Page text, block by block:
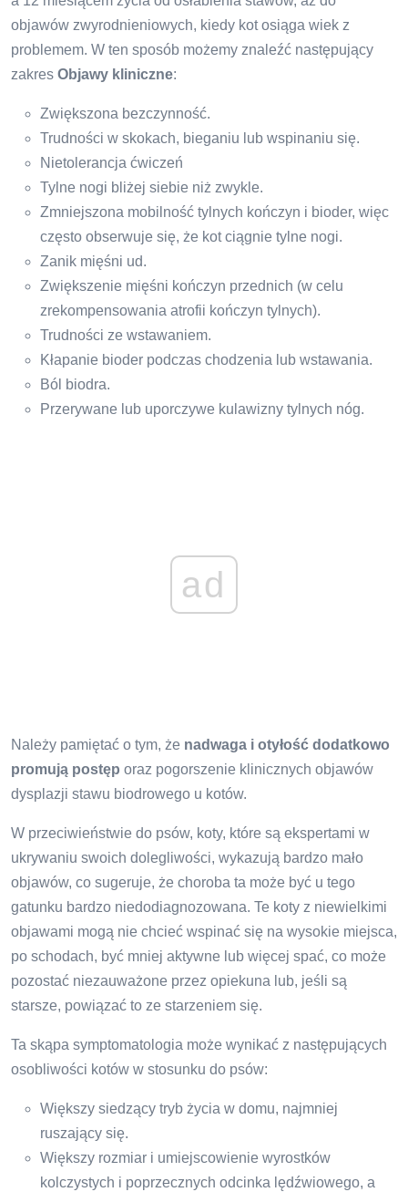
objawów zwyrodnieniowych, kiedy kot osiąga wiek z
problemem. W ten sposób możemy znaleźć następujący
zakres Objawy kliniczne:
Zwiększona bezczynność.
Trudności w skokach, bieganiu lub wspinaniu się.
Nietolerancja ćwiczeń
Tylne nogi bliżej siebie niż zwykle.
Zmniejszona mobilność tylnych kończyn i bioder, więc
często obserwuje się, że kot ciągnie tylne nogi.
Zanik mięśni ud.
Zwiększenie mięśni kończyn przednich (w celu
zrekompensowania atrofii kończyn tylnych).
Trudności ze wstawaniem.
Kłapanie bioder podczas chodzenia lub wstawania.
Ból biodra.
Przerywane lub uporczywe kulawizny tylnych nóg.
ad
Należy pamiętać o tym, że nadwaga i otyłość dodatkowo
promują postęp oraz pogorszenie klinicznych objawów
dysplazji stawu biodrowego u kotów.
W przeciwieństwie do psów, koty, które są ekspertami w
ukrywaniu swoich dolegliwości, wykazują bardzo mało
objawów, co sugeruje, że choroba ta może być u tego
gatunku bardzo niedodiagnozowana. Te koty z niewielkimi
objawami mogą nie chcieć wspinać się na wysokie miejsca,
po schodach, być mniej aktywne lub więcej spać, co może
pozostać niezauważone przez opiekuna lub, jeśli są
starsze, powiązać to ze starzeniem się.
Ta skąpa symptomatologia może wynikać z następujących
osobliwości kotów w stosunku do psów:
Większy siedzący tryb życia w domu, najmniej
ruszający się.
Większy rozmiar i umiejscowienie wyrostków
kolczystych i poprzecznych odcinka lędźwiowego, a